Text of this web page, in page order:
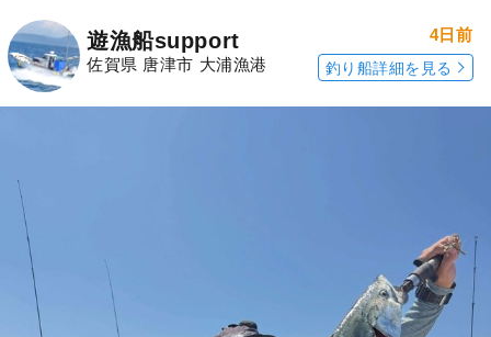
遊漁船support
佐賀県 唐津市 大浦漁港
4日前
釣り船詳細を見る